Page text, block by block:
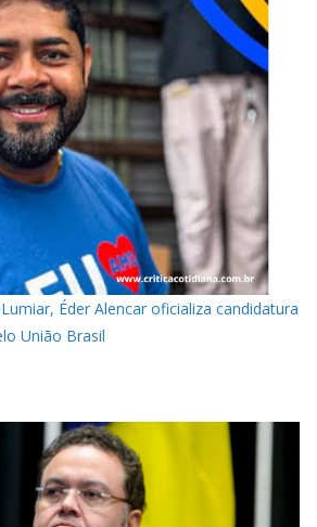
Éder Alencar oficializa candidatura
União Brasil